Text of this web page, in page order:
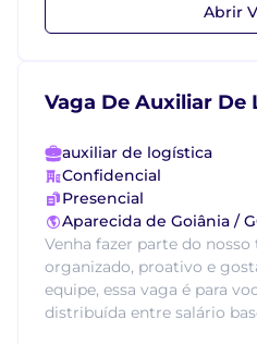
Abrir
Vaga De Auxiliar De
auxiliar de logística
Confidencial
Presencial
Aparecida de Goiânia /
Venha fazer parte do nosso
organizado, proativo e
equipe, essa vaga é para
distribuída entre salário